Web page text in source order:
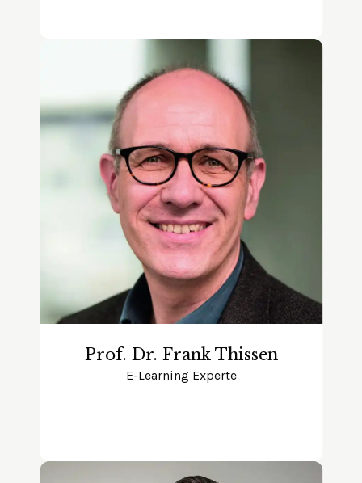
Prof. Dr. Frank Thissen
E-Learning Experte